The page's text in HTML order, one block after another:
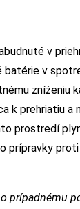
v
batérie v
zníženiu
k prehriatiu a
prostredí
prípravky
prípadnému